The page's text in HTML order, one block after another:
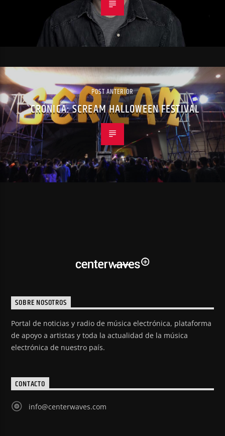
POST ANTERIOR
CRÓNICA: SCREAM HALLOWEEN FESTIVAL
SOBRE NOSOTROS
Portal de noticias y radio de música electrónica, plataforma
de apoyo a artistas y toda la actualidad de la música
electrónica de nuestro país.
CONTACTO
info@centerwaves.com